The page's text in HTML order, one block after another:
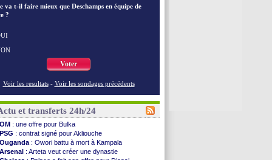
va t-il faire mieux que Deschamps en équipe de
?
Voter
Voir les resultats - Voir les sondages précédents
et transferts 24h/24
OM : une offre pour Bulka
PSG : contrat signé pour Akliouche
Ouganda : Owori battu à mort à Kampala
Arsenal : Arteta veut créer une dynastie